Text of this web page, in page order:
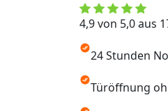
4,9 von 5,0 aus
24 Stunden
Türöffnung